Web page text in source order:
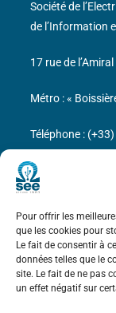
Pour offrir les
que les cookies pour
Le fait de consentir à
données telles que le
site. Le fait de ne pas
un effet négatif sur
Marie
Mentions
Société de
de l’Information
17 rue de
Métro : «
Téléphone :
N° de SIREN :
communautaire :